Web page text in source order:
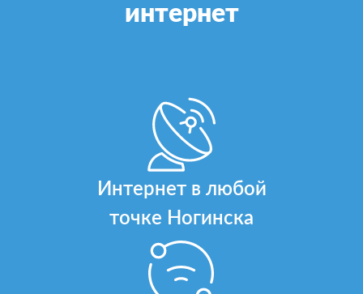
интернет
Интернет в любой
точке Ногинска